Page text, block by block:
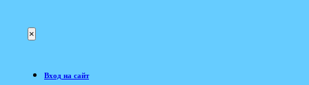
×
Вход на сайт